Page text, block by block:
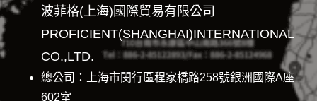
波菲格(上海)國際貿易有限公司
PROFICIENT(SHANGHAI)INTERNATIONAL
CO.,LTD.
總公司：上海市閔行區程家橋路258號銀洲國際A座
602室